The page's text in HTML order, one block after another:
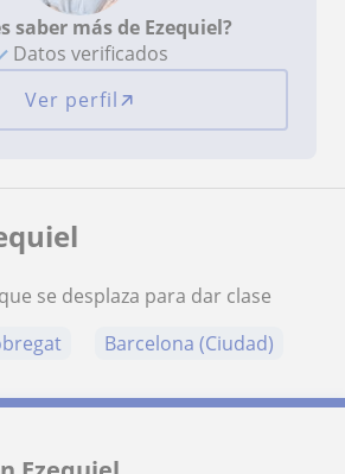
saber más de Ezequiel?
Datos verificados
Ver perfil
se desplaza para dar clase
Barcelona (Ciudad)